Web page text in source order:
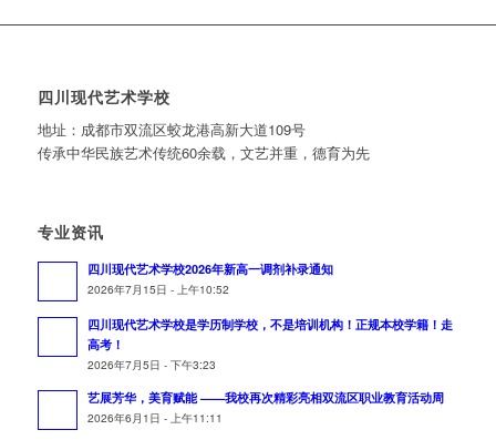
四川现代艺术学校
地址：成都市双流区蛟龙港高新大道109号
传承中华民族艺术传统60余载，文艺并重，德育为先
专业资讯
四川现代艺术学校2026年新高一调剂补录通知
2026年7月15日 - 上午10:52
四川现代艺术学校是学历制学校，不是培训机构！正规本校学籍！走
高考！
2026年7月5日 - 下午3:23
艺展芳华，美育赋能 ——我校再次精彩亮相双流区职业教育活动周
2026年6月1日 - 上午11:11